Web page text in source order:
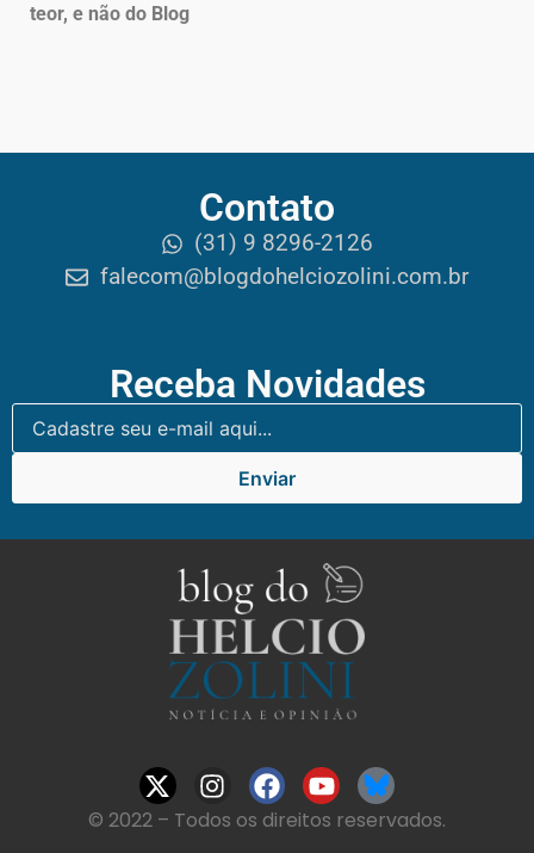
teor, e não do Blog
Contato
(31) 9 8296-2126
falecom@blogdohelciozolini.com.br
Receba Novidades
Enviar
© 2022 – Todos os direitos reservados.